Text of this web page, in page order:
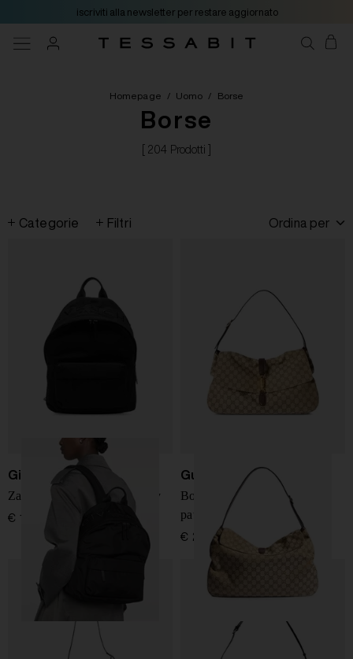
iscriviti alla newsletter per restare aggiornato
Homepage / Uomo / Borse
Borse
[ 204 Prodotti ]
Categorie Filtri Ordina per
Givenchy
Zaino in nylon New Journey
€ 1.090,00
Gucci
Borsa a spalla Jackie con
pattina
€ 2.700,00